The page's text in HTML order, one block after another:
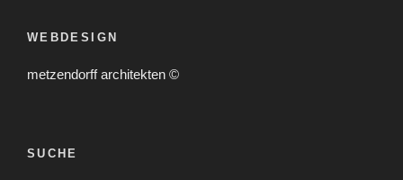
WEBDESIGN
metzendorff architekten ©
SUCHE